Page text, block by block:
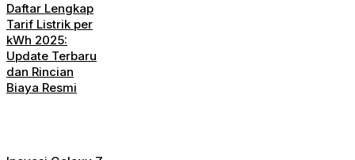
Daftar Lengkap
Tarif Listrik per
kWh 2025:
Update Terbaru
dan Rincian
Biaya Resmi